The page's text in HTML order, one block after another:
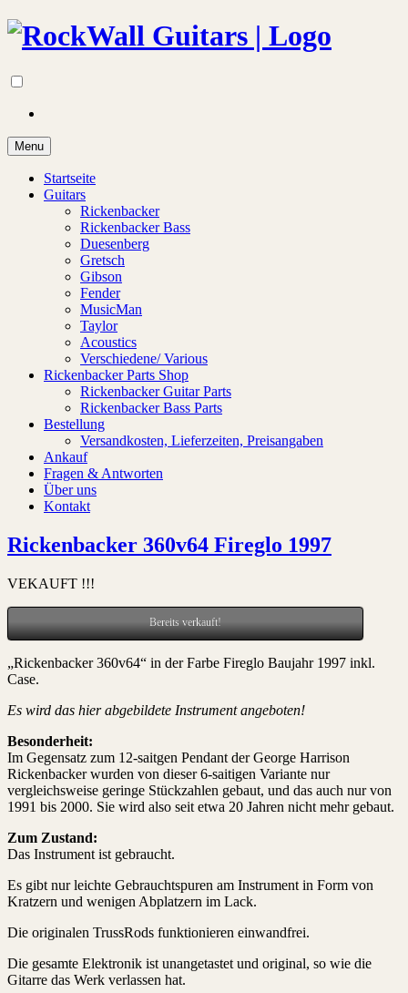
Menu
Startseite
Guitars
Rickenbacker
Rickenbacker Bass
Duesenberg
Gretsch
Gibson
Fender
MusicMan
Taylor
Acoustics
Verschiedene/ Various
Rickenbacker Parts Shop
Rickenbacker Guitar Parts
Rickenbacker Bass Parts
Bestellung
Versandkosten, Lieferzeiten, Preisangaben
Ankauf
Fragen & Antworten
Über uns
Kontakt
Rickenbacker 360v64 Fireglo 1997
VEKAUFT !!!
Bereits verkauft!
„Rickenbacker 360v64“ in der Farbe Fireglo Baujahr 1997 inkl.
Case.
Es wird das hier abgebildete Instrument angeboten!
Besonderheit:
Im Gegensatz zum 12-saitgen Pendant der George Harrison
Rickenbacker wurden von dieser 6-saitigen Variante nur
vergleichsweise geringe Stückzahlen gebaut, und das auch nur von
1991 bis 2000. Sie wird also seit etwa 20 Jahren nicht mehr gebaut.
Zum Zustand:
Das Instrument ist gebraucht.
Es gibt nur leichte Gebrauchtspuren am Instrument in Form von
Kratzern und wenigen Abplatzern im Lack.
Die originalen TrussRods funktionieren einwandfrei.
Die gesamte Elektronik ist unangetastet und original, so wie die
Gitarre das Werk verlassen hat.